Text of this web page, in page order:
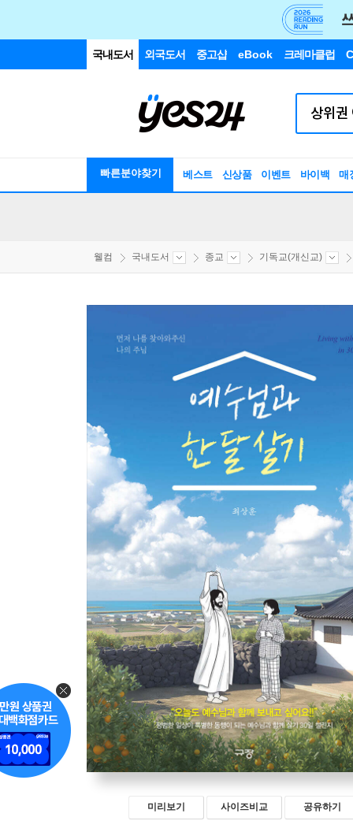
국내도서 외국도서 중고샵 eBook 크레마클럽
빠른분야찾기 베스트 신상품 이벤트 바이백 매
웰컴 국내도서 종교 기독교(개신교)
미리보기 사이즈비교 공유하기